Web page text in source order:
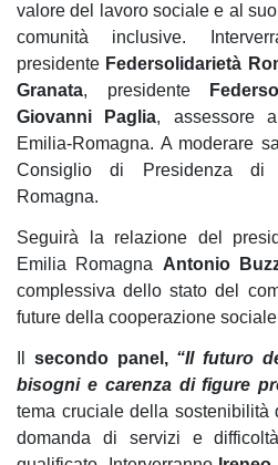
valore del lavoro sociale e al
comunità inclusive.
presidente Federsolidarietà
Granata, presidente
Giovanni Paglia, assessore
Emilia-Romagna. A moderare
Consiglio di Presidenza di
Romagna.
Seguirà la relazione del
Emilia Romagna Antonio
complessiva dello stato del
future della cooperazione
secondo panel, “Il futuro
bisogni e carenza di figure
tema cruciale della sostenibilità
domanda di servizi e